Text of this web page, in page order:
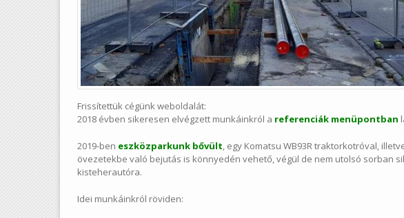
Frissítettük cégünk weboldalát:
2018 évben sikeresen elvégzett munkáinkról a referenciák menüpontban
2019-ben eszközparkunk bővült, egy Komatsu WB93R traktorkotróval,
övezetekbe való bejutás is könnyedén vehető, végül de nem utolsó sorban
kisteherautóra.
Idei munkáinkról röviden: